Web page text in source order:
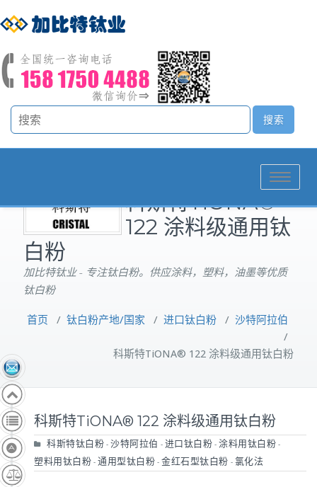
Toggle
科斯特TiONA®
122 涂料级通用钛
白粉
加比特钛业 - 专注钛白粉。供应涂料，塑料，油墨等优质
钛白粉
首页 / 钛白粉产地/国家 / 进口钛白粉 / 沙特阿拉伯
/
科斯特TiONA® 122 涂料级通用钛白粉
科斯特TiONA® 122 涂料级通用钛白粉
科斯特钛白粉 - 沙特阿拉伯 - 进口钛白粉 - 涂料用钛白粉 -
塑料用钛白粉 - 通用型钛白粉 - 金红石型钛白粉 - 氯化法